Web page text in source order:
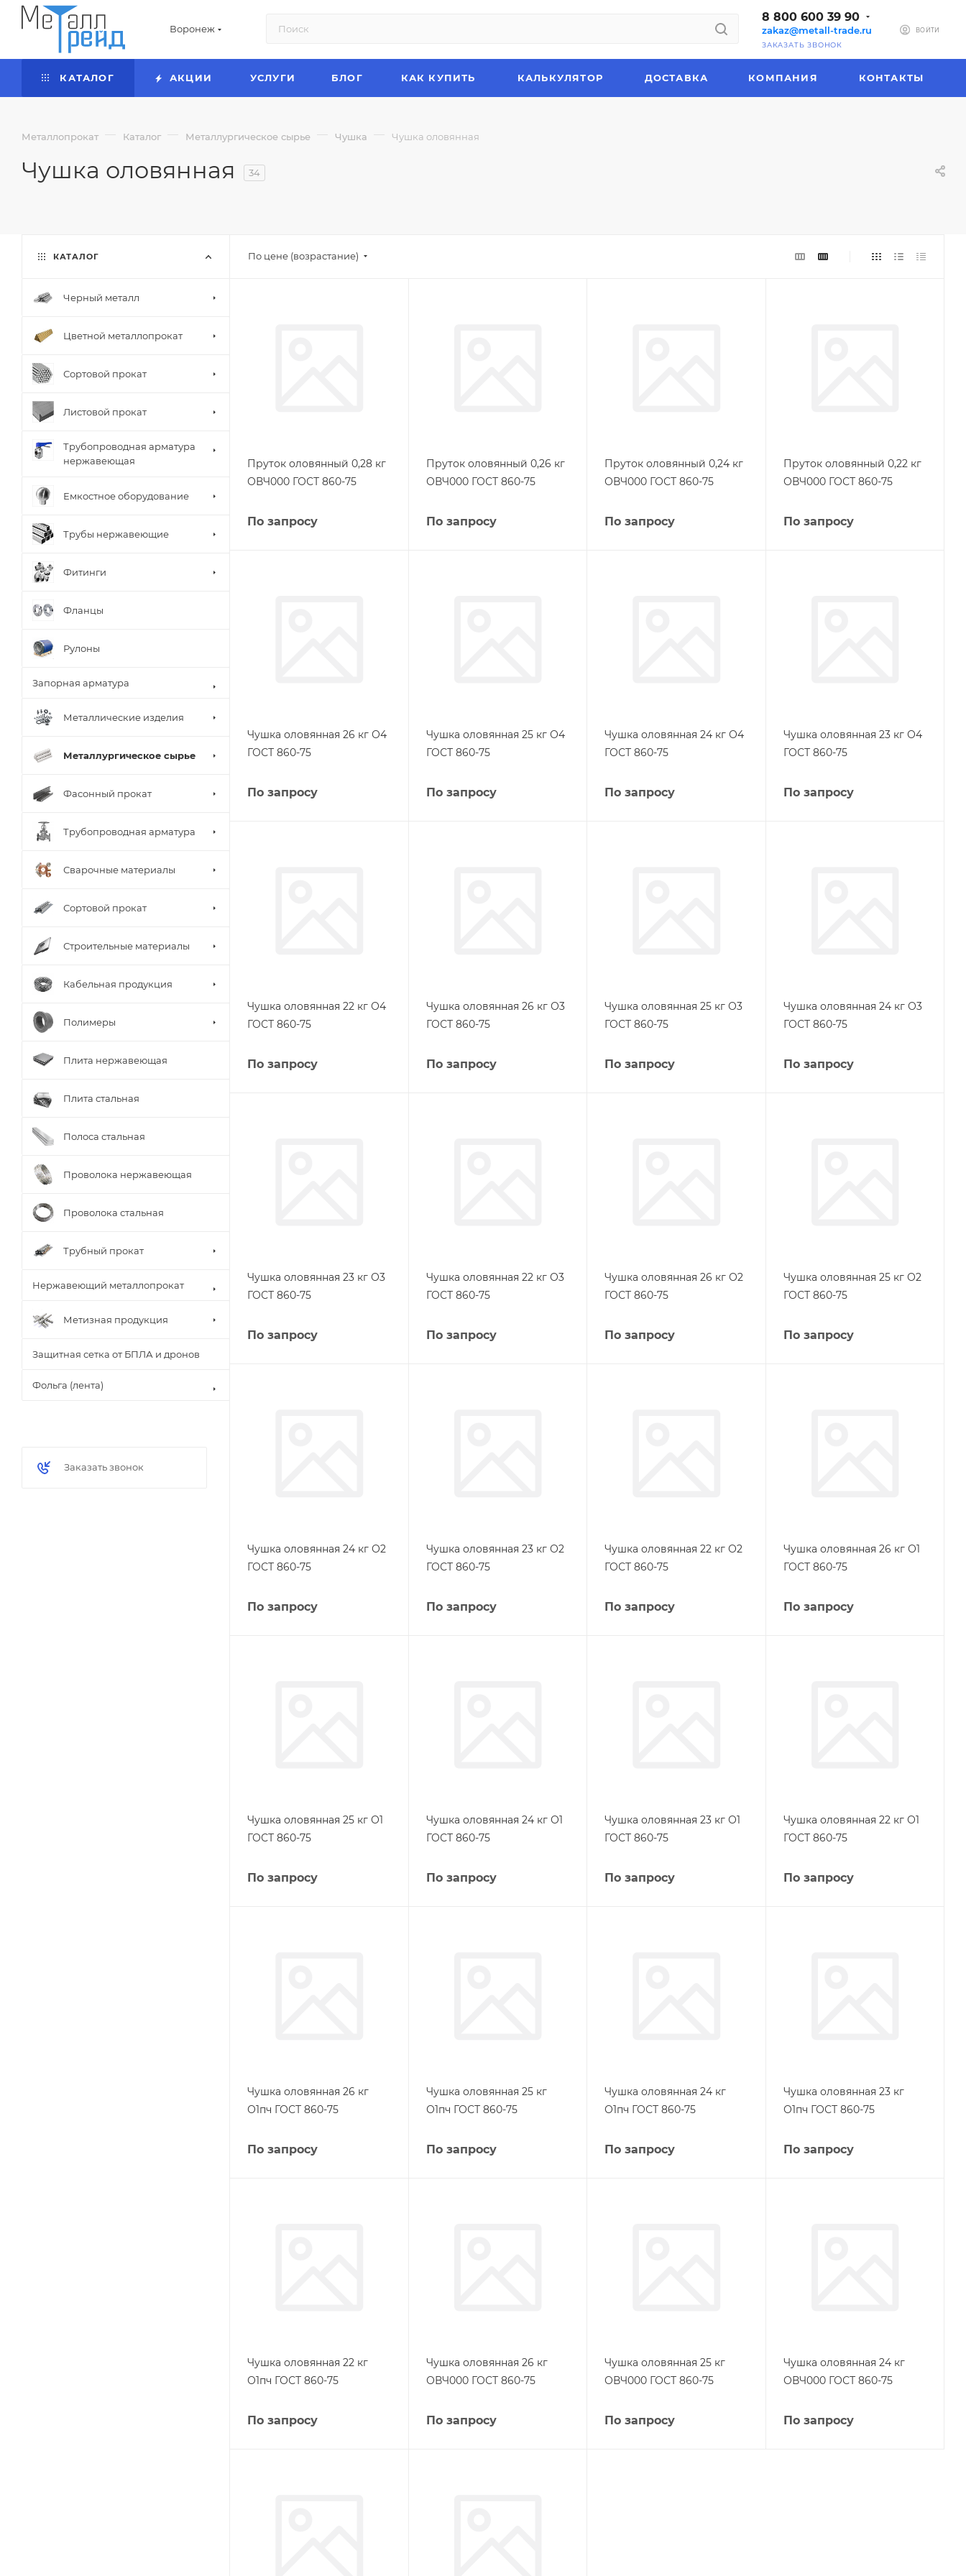
Воронеж
8 800 600 39 90
zakaz@metall-trade.ru
ЗАКАЗАТЬ ЗВОНОК
ВОЙТИ
КАТАЛОГ АКЦИИ УСЛУГИ БЛОГ КАК КУПИТЬ КАЛЬКУЛЯТОР ДОСТАВКА КОМПАНИЯ КОНТАКТЫ
Металлопрокат — Каталог — Металлургическое сырье — Чушка — Чушка оловянная
Чушка оловянная 34
По цене (возрастание)
Пруток оловянный 0,28 кг
ОВЧ000 ГОСТ 860-75
По запросу
Пруток оловянный 0,26 кг
ОВЧ000 ГОСТ 860-75
По запросу
Пруток оловянный 0,24 кг
ОВЧ000 ГОСТ 860-75
По запросу
Пруток оловянный 0,22 кг
ОВЧ000 ГОСТ 860-75
По запросу
Чушка оловянная 26 кг О4
ГОСТ 860-75
По запросу
Чушка оловянная 25 кг О4
ГОСТ 860-75
По запросу
Чушка оловянная 24 кг О4
ГОСТ 860-75
По запросу
Чушка оловянная 23 кг О4
ГОСТ 860-75
По запросу
Чушка оловянная 22 кг О4
ГОСТ 860-75
По запросу
Чушка оловянная 26 кг О3
ГОСТ 860-75
По запросу
Чушка оловянная 25 кг О3
ГОСТ 860-75
По запросу
Чушка оловянная 24 кг О3
ГОСТ 860-75
По запросу
Чушка оловянная 23 кг О3
ГОСТ 860-75
По запросу
Чушка оловянная 22 кг О3
ГОСТ 860-75
По запросу
Чушка оловянная 26 кг О2
ГОСТ 860-75
По запросу
Чушка оловянная 25 кг О2
ГОСТ 860-75
По запросу
Чушка оловянная 24 кг О2
ГОСТ 860-75
По запросу
Чушка оловянная 23 кг О2
ГОСТ 860-75
По запросу
Чушка оловянная 22 кг О2
ГОСТ 860-75
По запросу
Чушка оловянная 26 кг О1
ГОСТ 860-75
По запросу
Чушка оловянная 25 кг О1
ГОСТ 860-75
По запросу
Чушка оловянная 24 кг О1
ГОСТ 860-75
По запросу
Чушка оловянная 23 кг О1
ГОСТ 860-75
По запросу
Чушка оловянная 22 кг О1
ГОСТ 860-75
По запросу
Чушка оловянная 26 кг
О1пч ГОСТ 860-75
По запросу
Чушка оловянная 25 кг
О1пч ГОСТ 860-75
По запросу
Чушка оловянная 24 кг
О1пч ГОСТ 860-75
По запросу
Чушка оловянная 23 кг
О1пч ГОСТ 860-75
По запросу
Чушка оловянная 22 кг
О1пч ГОСТ 860-75
По запросу
Чушка оловянная 26 кг
ОВЧ000 ГОСТ 860-75
По запросу
Чушка оловянная 25 кг
ОВЧ000 ГОСТ 860-75
По запросу
Чушка оловянная 24 кг
ОВЧ000 ГОСТ 860-75
По запросу
КАТАЛОГ
Черный металл
Цветной металлопрокат
Сортовой прокат
Листовой прокат
Трубопроводная арматура
нержавеющая
Емкостное оборудование
Трубы нержавеющие
Фитинги
Фланцы
Рулоны
Запорная арматура
Металлические изделия
Металлургическое сырье
Фасонный прокат
Трубопроводная арматура
Сварочные материалы
Сортовой прокат
Строительные материалы
Кабельная продукция
Полимеры
Плита нержавеющая
Плита стальная
Полоса стальная
Проволока нержавеющая
Проволока стальная
Трубный прокат
Нержавеющий металлопрокат
Метизная продукция
Защитная сетка от БПЛА и дронов
Фольга (лента)
Заказать звонок